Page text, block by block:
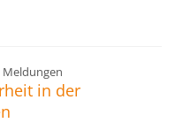
Meldungen
in der